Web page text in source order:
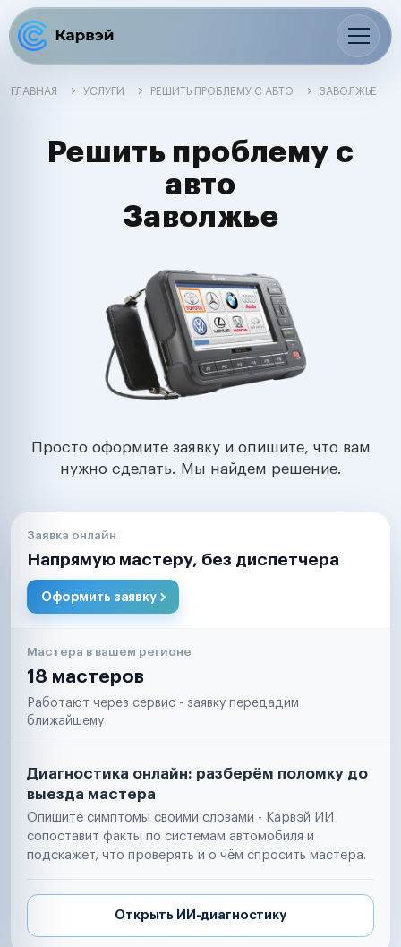
ГЛАВНАЯ УСЛУГИ РЕШИТЬ ПРОБЛЕМУ С АВТО ЗАВОЛЖЬЕ
Решить проблему с
авто
Заволжье
Просто оформите заявку и опишите, что вам
нужно сделать. Мы найдем решение.
Заявка онлайн
Напрямую мастеру, без диспетчера
Оформить заявку
Мастера в вашем регионе
18 мастеров
Работают через сервис - заявку передадим
ближайшему
Диагностика онлайн: разберём поломку до
выезда мастера
Опишите симптомы своими словами - Карвэй ИИ
сопоставит факты по системам автомобиля и
подскажет, что проверять и о чём спросить мастера.
Открыть ИИ-диагностику